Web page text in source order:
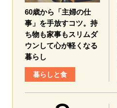
60歳から「主婦の仕
事」を手放すコツ。持
ち物も家事もスリムダ
ウンして心が軽くなる
暮らし
暮らしと食